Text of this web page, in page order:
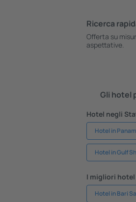
Ricerca
Offerta su
aspettative.
Gli hotel
Hotel negli
Hotel in
Hotel in Gulf
I migliori
Hotel in Bari